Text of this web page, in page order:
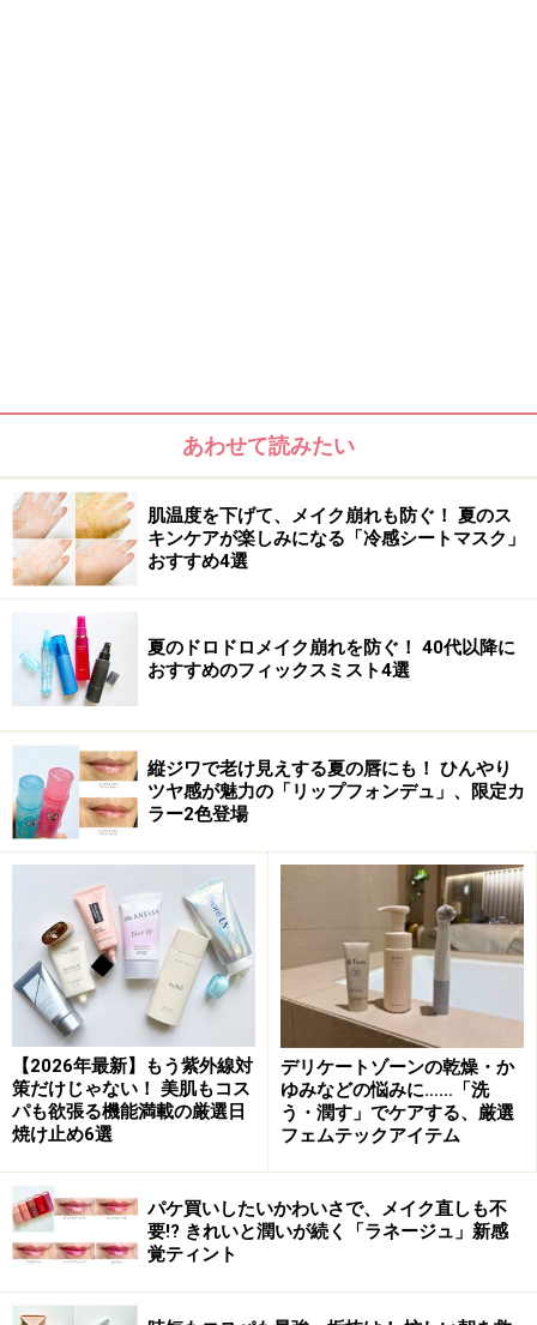
ペーストを顔全体に広げ、手で優しくスクラブをなじま
せたら、水を加えて泡立たせて使うので、3つの質感を
楽しむことができます。ツッパリ感もなく毎日でも使用
可能。週に1回のスペシャルケアとして、べたつきやざ
らつきが気になるところに部分マスク洗顔をするのもお
すすめです。
KANEBO
カネボウ スクラビング マッド ウォッシュ 130g
税込2750円
夏におすすめの洗顔料2：ドクターメディオ
ン
もっちりとした濃密炭酸泡がやみつきに
炭酸パックのパイオニア的存在の「ドクターメディオ
あわせて読みたい
肌温度を下げて、メイク崩れも防ぐ！ 夏のス
キンケアが楽しみになる「冷感シートマスク」
おすすめ4選
夏のドロドロメイク崩れを防ぐ！ 40代以降に
おすすめのフィックスミスト4選
縦ジワで老け見えする夏の唇にも！ ひんやり
ツヤ感が魅力の「リップフォンデュ」、限定カ
ラー2色登場
【2026年最新】もう紫外線対
策だけじゃない！ 美肌もコス
パも欲張る機能満載の厳選日
焼け止め6選
デリケートゾーンの乾燥・か
ゆみなどの悩みに……「洗
う・潤す」でケアする、厳選
フェムテックアイテム
パケ買いしたいかわいさで、メイク直しも不
要!? きれいと潤いが続く「ラネージュ」新感
覚ティント